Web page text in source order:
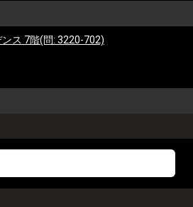
ス 7階(問: 3220-702)